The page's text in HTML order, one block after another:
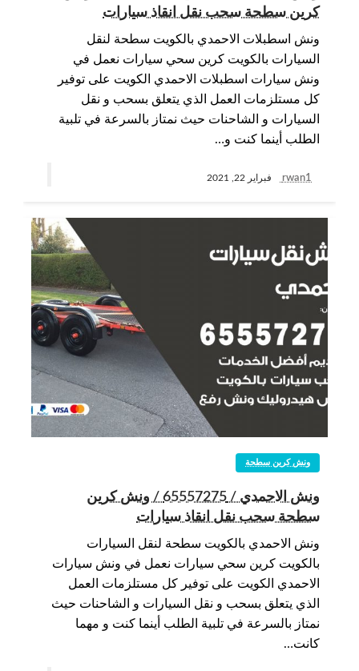
كرين سطحة سحب نقل انقاذ سيارات
ونش اسطبلات الاحمدي بالكويت سطحة لنقل
السيارات بالكويت كرين سحي سيارات نعمل في
ونش سيارات اسطبلات الاحمدي الكويت على توفير
كل مستلزمات العمل الذي يتعلق بسحب و نقل
السيارات و الشاحنات حيث نمتاز بالسرعة في تلبية
الطلب أينما كنت و…
rwan1 فبراير 22, 2021
ونش كرين سطحة
ونش الاحمدي / 65557275 / ونش كرين
سطحة سحب نقل انقاذ سيارات
ونش الاحمدي بالكويت سطحة لنقل السيارات
بالكويت كرين سحي سيارات نعمل في ونش سيارات
الاحمدي الكويت على توفير كل مستلزمات العمل
الذي يتعلق بسحب و نقل السيارات و الشاحنات حيث
نمتاز بالسرعة في تلبية الطلب أينما كنت و مهما
كانت…